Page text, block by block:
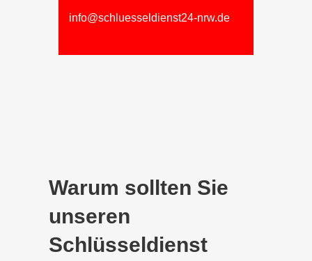
info@schluesseldienst24-nrw.de
Warum sollten Sie
unseren
Schlüsseldienst